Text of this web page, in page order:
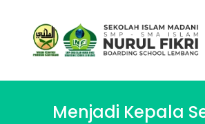
Menjadi Kepala